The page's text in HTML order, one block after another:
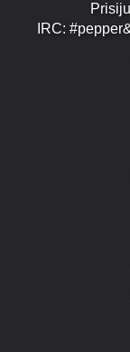
IRC: